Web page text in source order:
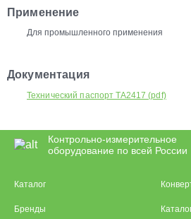
Применение
Для промышленного применения
Документация
Технический паспорт TA2417 (pdf)
Контрольно-измерительное
оборудование по всей России
Каталог
Бренды